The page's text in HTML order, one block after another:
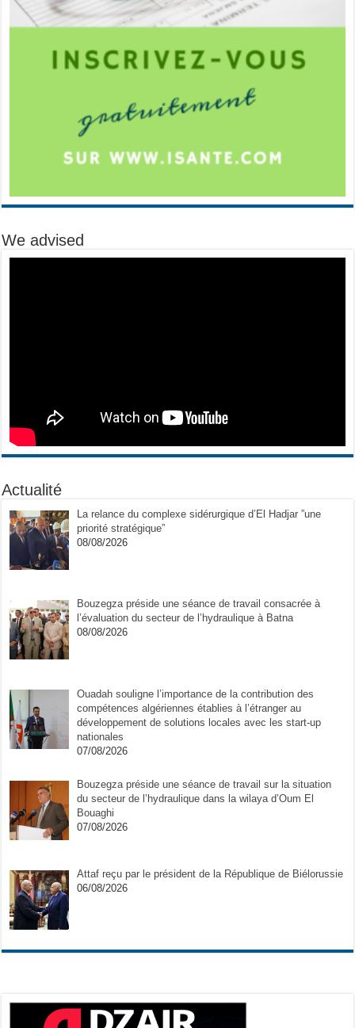
We advised
Actualité
La relance du complexe sidérurgique d’El Hadjar ”une
priorité stratégique”
08/08/2026
Bouzegza préside une séance de travail consacrée à
l’évaluation du secteur de l’hydraulique à Batna
08/08/2026
Ouadah souligne l’importance de la contribution des
compétences algériennes établies à l’étranger au
développement de solutions locales avec les start-up
nationales
07/08/2026
Bouzegza préside une séance de travail sur la situation
du secteur de l’hydraulique dans la wilaya d’Oum El
Bouaghi
07/08/2026
Attaf reçu par le président de la République de Biélorussie
06/08/2026